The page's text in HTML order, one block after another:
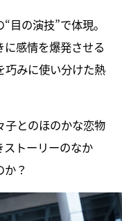
目の演技”で体現。
感情を爆発させる
巧みに使い分けた熱
子とのほのかな恋物
トーリーのなか
？